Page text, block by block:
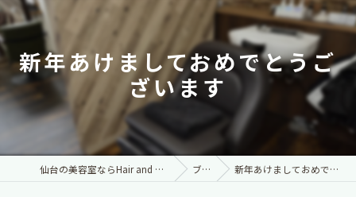
新年あけましておめでとうご
ざいます
仙台の美容室ならHair and Eyelash Cloud Nine ブログ 新年あけましておめでとうございます